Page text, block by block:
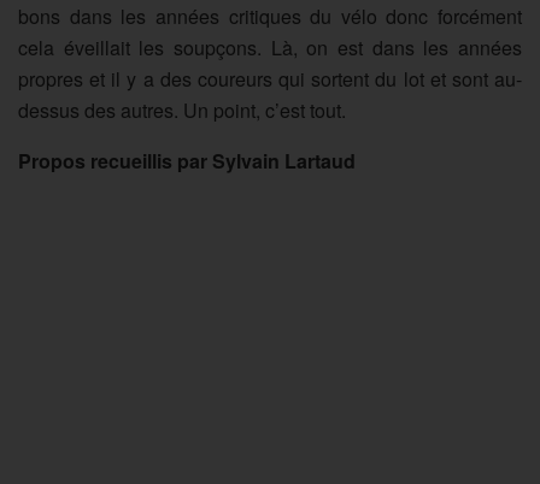
bons dans les années critiques du vélo donc forcément
cela éveillait les soupçons. Là, on est dans les années
propres et il y a des coureurs qui sortent du lot et sont au-
dessus des autres. Un point, c’est tout.
Propos recueillis par Sylvain Lartaud